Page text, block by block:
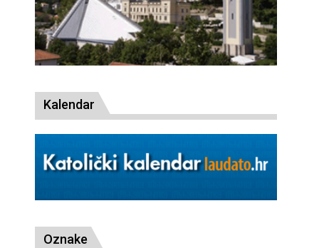
Kalendar
Oznake